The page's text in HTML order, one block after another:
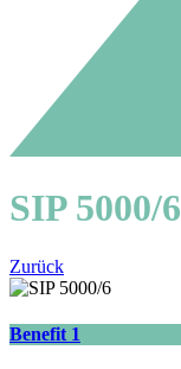
SIP 5000/6
Zurück
Benefit 1